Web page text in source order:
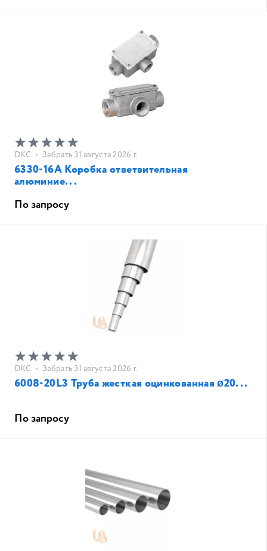
DKC • Забрать 31 августа 2026 г.
6330-16A Коробка ответвительная
алюминие...
По запросу
DKC • Забрать 31 августа 2026 г.
6008-20L3 Труба жесткая оцинкованная ø20...
По запросу